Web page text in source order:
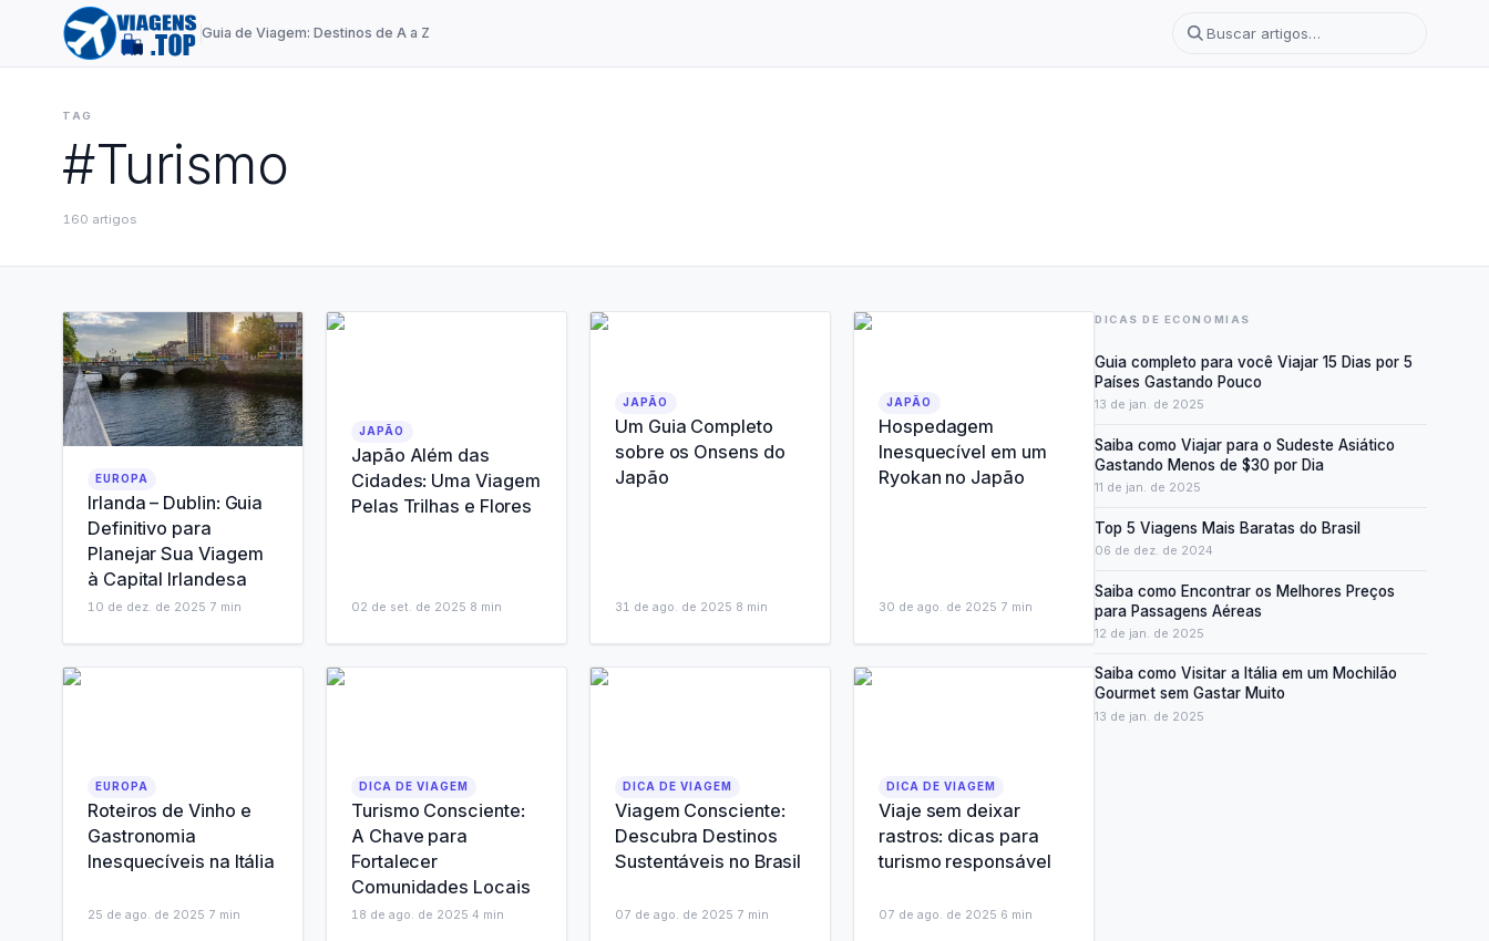
Guia de Viagem: Destinos de A a Z
TAG
#Turismo
160 artigos
EUROPA
Irlanda – Dublin: Guia
Definitivo para
Planejar Sua Viagem
à Capital Irlandesa
10 de dez. de 2025 7 min
JAPÃO
Japão Além das
Cidades: Uma Viagem
Pelas Trilhas e Flores
02 de set. de 2025 8 min
JAPÃO
Um Guia Completo
sobre os Onsens do
Japão
31 de ago. de 2025 8 min
JAPÃO
Hospedagem
Inesquecível em um
Ryokan no Japão
30 de ago. de 2025 7 min
EUROPA
Roteiros de Vinho e
Gastronomia
Inesquecíveis na Itália
25 de ago. de 2025 7 min
DICA DE VIAGEM
Turismo Consciente:
A Chave para
Fortalecer
Comunidades Locais
18 de ago. de 2025 4 min
DICA DE VIAGEM
Viagem Consciente:
Descubra Destinos
Sustentáveis no Brasil
07 de ago. de 2025 7 min
DICA DE VIAGEM
Viaje sem deixar
rastros: dicas para
turismo responsável
07 de ago. de 2025 6 min
DICAS DE ECONOMIAS
Guia completo para você Viajar 15 Dias por 5
Países Gastando Pouco
13 de jan. de 2025
Saiba como Viajar para o Sudeste Asiático
Gastando Menos de $30 por Dia
11 de jan. de 2025
Top 5 Viagens Mais Baratas do Brasil
06 de dez. de 2024
Saiba como Encontrar os Melhores Preços
para Passagens Aéreas
12 de jan. de 2025
Saiba como Visitar a Itália em um Mochilão
Gourmet sem Gastar Muito
13 de jan. de 2025